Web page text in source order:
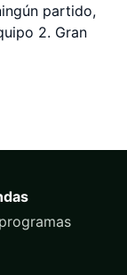
partido,
2. Gran